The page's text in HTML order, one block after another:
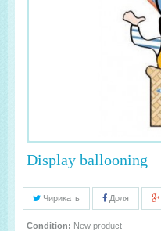
Display ballooning
Чирикать Доля
Condition: New product